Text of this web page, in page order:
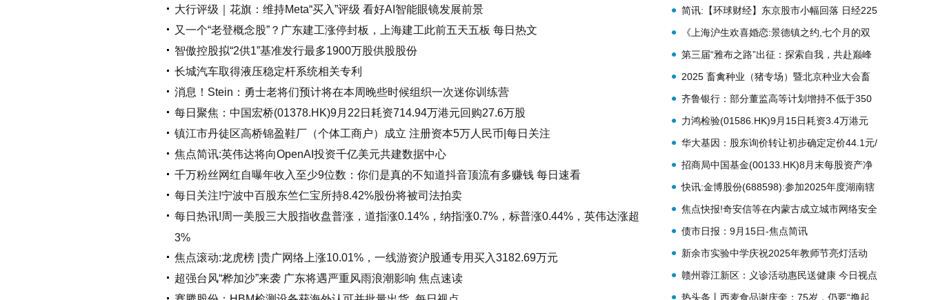
大行评级｜花旗：维持Meta“买入”评级 看好AI智能眼镜发展前景
又一个“老登概念股”？广东建工涨停封板，上海建工此前五天五板 每日热文
智傲控股拟“2供1”基准发行最多1900万股供股股份
长城汽车取得液压稳定杆系统相关专利
消息！Stein：勇士老将们预计将在本周晚些时候组织一次迷你训练营
每日聚焦：中国宏桥(01378.HK)9月22日耗资714.94万港元回购27.6万股
镇江市丹徒区高桥锦盈鞋厂（个体工商户）成立 注册资本5万人民币|每日关注
焦点简讯:英伟达将向OpenAI投资千亿美元共建数据中心
千万粉丝网红自曝年收入至少9位数：你们是真的不知道抖音顶流有多赚钱 每日速看
每日关注!宁波中百股东竺仁宝所持8.42%股份将被司法拍卖
每日热讯!周一美股三大股指收盘普涨，道指涨0.14%，纳指涨0.7%，标普涨0.44%，英伟达涨超
3%
焦点滚动:龙虎榜 |贵广网络上涨10.01%，一线游资沪股通专用买入3182.69万元
超强台风“桦加沙”来袭 广东将遇严重风雨浪潮影响 焦点速读
期铅库存47289吨
简讯:【环球财经】东京股市小幅回落 日经225
指数跌0.57%
《上海沪生欢喜婚恋:景德镇之约,七个月的双
向奔赴》
第三届“雅布之路”出征：探索自我，共赴巅峰
2025 畜禽种业（猪专场）暨北京种业大会畜
牧论坛在京举办
齐鲁银行：部分董监高等计划增持不低于350
万元公司股份|微速讯
力鸿检验(01586.HK)9月15日耗资3.4万港元
回购1.2万股-视焦点讯
华大基因：股东询价转让初步确定定价44.1元/
股|前沿热点
招商局中国基金(00133.HK)8月末每股资产净
值5.703美元
快讯:金博股份(688598):参加2025年度湖南辖
区上市公司投资者网上集体接待日暨半年度业
绩说明会活动
焦点快报!奇安信等在内蒙古成立城市网络安全
技术公司
债市日报：9月15日-焦点简讯
新余市实验中学庆祝2025年教师节亮灯活动
每日视讯
赣州蓉江新区：义诊活动惠民送健康 今日视点
热头条丨西麦食品谢庆奎：75岁，仍要“撸起